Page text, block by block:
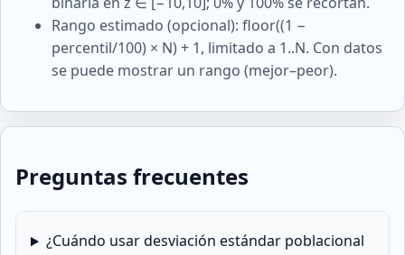
Rango estimado (opcional): floor((1 −
percentil/100) × N) + 1, limitado a 1..N. Con datos
se puede mostrar un rango (mejor–peor).
Preguntas frecuentes
¿Cuándo usar desviación estándar poblacional